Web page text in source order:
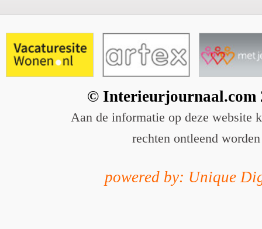
© Interieurjournaal.com
Aan de informatie op deze website
rechten ontleend worden
powered by: Unique